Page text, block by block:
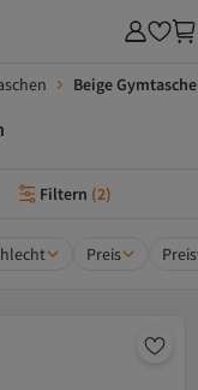
Beige
Filtern (2)
Preis